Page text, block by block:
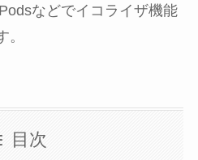
などでイコライザ機能
目次